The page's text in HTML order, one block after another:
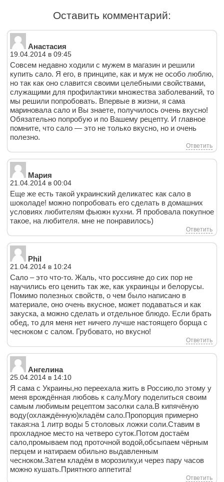
Оставить комментарий:
Анастасия
19.04.2014 в 09:45
Совсем недавно ходили с мужем в магазин и решили
купить сало. Я его, в принципе, как и муж не особо люблю,
но так как оно славится своими целебными свойствами,
служащими для профилактики множества заболеваний, то
мы решили попробовать. Впервые в жизни, я сама
мариновала сало и Вы знаете, получилось очень вкусно!
Обязательно попробую и по Вашему рецепту. И главное
помните, что сало — это не только вкусно, но и очень
полезно.
Ответить
Мария
21.04.2014 в 00:04
Еще же есть такой украинский деликатес как сало в
шоколаде! можно попробовать его сделать в домашних
условиях любителям фьюжн кухни. Я пробовала покупное
такое, на любителя. мне не понравилось)
Ответить
Phil
21.04.2014 в 10:24
Сало – это что-то. Жаль, что россияне до сих пор не
научились его ценить так же, как украинцы и белорусы.
Помимо полезных свойств, о чем было написано в
материале, оно очень вкусное, может подаваться и как
закуска, а можно сделать и отдельное блюдо. Если брать
обед, то для меня нет ничего лучше настоящего борща с
чесноком с салом. Грубовато, но вкусно!
Ответить
Ангелина
25.04.2014 в 14:10
Я сама с Украины,но переехала жить в Россию,по этому у
меня врождённая любовь к салу.Могу поделиться своим
самым любимым рецептом засолки сала.В кипячёную
воду(охлаждённую)кладём сало.Пропорция примерно
такая:на 1 литр воды 5 столовых ложки соли.Ставим в
прохладное место на четверо суток.Потом достаём
сало,промываем под проточной водой,обсыпаем чёрным
перцем и натираем обильно выдавленным
чесноком.Затем кладём в морозилку,и через пару часов
можно кушать.Приятного аппетита!
Ответить